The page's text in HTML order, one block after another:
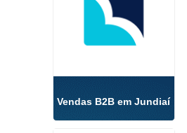
Vendas B2B em Jundiaí